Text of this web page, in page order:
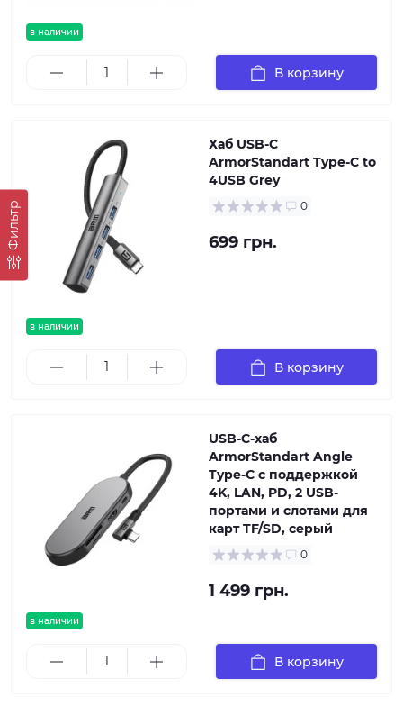
Фильтр
в наличии
В корзину
в наличии
Хаб USB-C
ArmorStandart Type-C to
4USB Grey
0
699 грн.
В корзину
в наличии
USB-C-хаб
ArmorStandart Angle
Type-C с поддержкой
4K, LAN, PD, 2 USB-
портами и слотами для
карт TF/SD, серый
0
1 499 грн.
В корзину